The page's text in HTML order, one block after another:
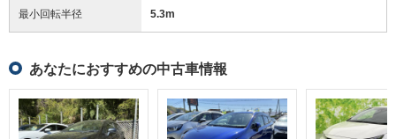
最小回転半径 5.3m
あなたにおすすめの中古車情報